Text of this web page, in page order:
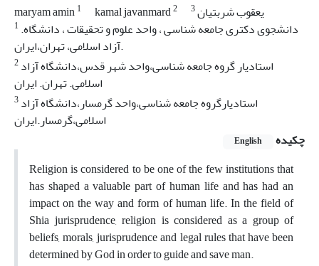
maryam amin1 kamal javanmard2 یعقوب شربتیان3
1 .دانشجوی دکتری جامعه شناسی ، واحد علوم و تحقیقات ، دانشگاه
آزاد اسلامی، تهران،ایران.
2
اسلامی. تهران. ایران
3
اسلامی،گرمسار.ایران
چکیده
English
Religion is considered to be one of the few institutions that
has shaped a valuable part of human life and has had an
impact on the way and form of human life. In the field of
Shia jurisprudence, religion is considered as a group of
beliefs, morals, jurisprudence and legal rules that have been
determined by God in order to guide and save man.